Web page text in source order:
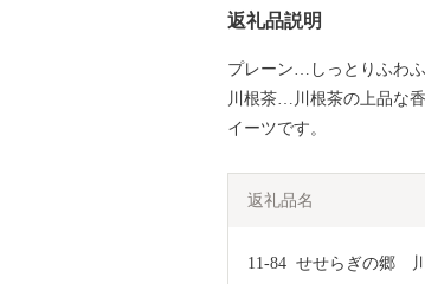
返礼品説明
プレーン…しっとりふわ
川根茶…川根茶の上品な
イーツです。
返礼品名
11-84  せせらぎの郷　